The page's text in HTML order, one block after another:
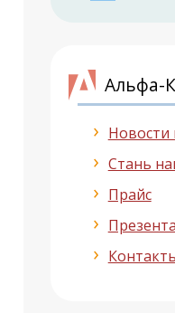
Альфа-
Новости
Стань
Прайс